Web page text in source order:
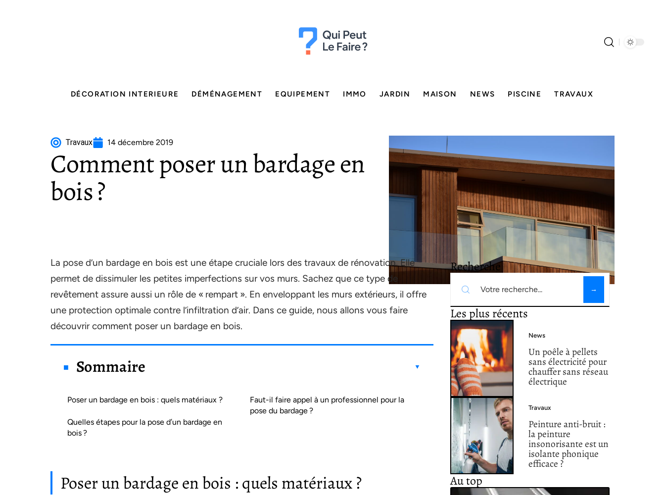
DÉCORATION INTERIEURE DÉMÉNAGEMENT EQUIPEMENT IMMO JARDIN MAISON NEWS PISCINE TRAVAUX
Travaux 14 décembre 2019
Comment poser un bardage en
bois ?
La pose d’un bardage en bois est une étape cruciale lors des travaux de rénovation. Elle
permet de dissimuler les petites imperfections sur vos murs. Sachez que ce type de
revêtement assure aussi un rôle de « rempart ». En enveloppant les murs extérieurs, il offre
une protection optimale contre l’infiltration d’air. Dans ce guide, nous allons vous faire
découvrir comment poser un bardage en bois.
Sommaire
Poser un bardage en bois : quels matériaux ?
Quelles étapes pour la pose d’un bardage en
bois ?
Faut-il faire appel à un professionnel pour la
pose du bardage ?
Poser un bardage en bois : quels matériaux ?
Recherche
Les plus récents
News
Un poêle à pellets
sans électricité pour
chauffer sans réseau
électrique
Travaux
Peinture anti-bruit :
la peinture
insonorisante est un
isolante phonique
efficace ?
Au top